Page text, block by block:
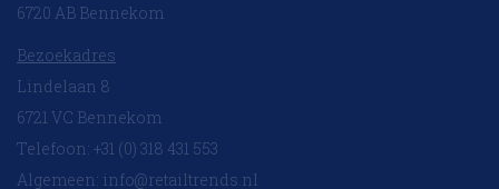
6720 AB Bennekom
Bezoekadres
Lindelaan 8
6721 VC Bennekom
Telefoon: +31 (0) 318 431 553
Algemeen: info@retailtrends.nl